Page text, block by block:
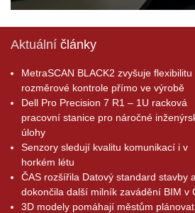
Aktuální články
MetraSCAN BLACK2 zvyšuje flexibilitu
rozměrové kontrole přímo ve výrobě
Dell Pro Precision 7 R1 – 1U racková
pracovní stanice pro náročné
úlohy
Senzory sledují kvalitu komunikací i v
horkém létu
ČAS rozšířila Datový standard stavby a
dokončila další milník zavádění BIM v
3D modely pomáhají městům plánovat